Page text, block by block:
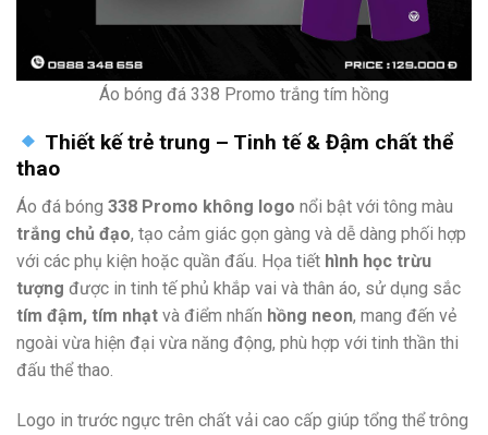
Áo bóng đá 338 Promo trắng tím hồng
Thiết kế trẻ trung – Tinh tế & Đậm chất thể
thao
Áo đá bóng 338 Promo không logo nổi bật với tông màu
trắng chủ đạo, tạo cảm giác gọn gàng và dễ dàng phối hợp
với các phụ kiện hoặc quần đấu. Họa tiết hình học trừu
tượng được in tinh tế phủ khắp vai và thân áo, sử dụng sắc
tím đậm, tím nhạt và điểm nhấn hồng neon, mang đến vẻ
ngoài vừa hiện đại vừa năng động, phù hợp với tinh thần thi
đấu thể thao.
Logo in trước ngực trên chất vải cao cấp giúp tổng thể trông